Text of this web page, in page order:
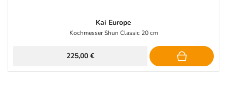
Kai Europe
Kochmesser Shun Classic 20 cm
225,00 €